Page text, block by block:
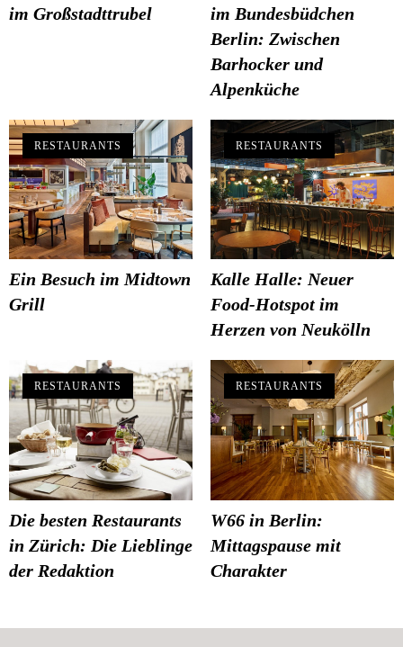
im Großstadttrubel
im Bundesbüdchen
Berlin: Zwischen
Barhocker und
Alpenküche
RESTAURANTS
Ein Besuch im Midtown
Grill
RESTAURANTS
Kalle Halle: Neuer
Food-Hotspot im
Herzen von Neukölln
RESTAURANTS
Die besten Restaurants
in Zürich: Die Lieblinge
der Redaktion
RESTAURANTS
W66 in Berlin:
Mittagspause mit
Charakter